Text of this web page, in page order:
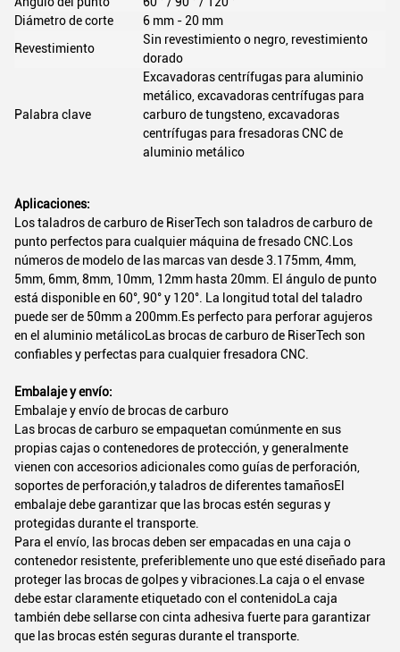
Diámetro de corte
6 mm - 20 mm
Revestimiento
Sin revestimiento o negro, revestimiento
dorado
Palabra clave
Excavadoras centrífugas para aluminio
metálico, excavadoras centrífugas para
carburo de tungsteno, excavadoras
centrífugas para fresadoras CNC de
aluminio metálico
Aplicaciones:
Los taladros de carburo de RiserTech son taladros de carburo de
punto perfectos para cualquier máquina de fresado CNC.Los
números de modelo de las marcas van desde 3.175mm, 4mm,
5mm, 6mm, 8mm, 10mm, 12mm hasta 20mm. El ángulo de punto
está disponible en 60°, 90° y 120°. La longitud total del taladro
puede ser de 50mm a 200mm.Es perfecto para perforar agujeros
en el aluminio metálicoLas brocas de carburo de RiserTech son
confiables y perfectas para cualquier fresadora CNC.
Embalaje y envío:
Embalaje y envío de brocas de carburo
Las brocas de carburo se empaquetan comúnmente en sus
propias cajas o contenedores de protección, y generalmente
vienen con accesorios adicionales como guías de perforación,
soportes de perforación,y taladros de diferentes tamañosEl
embalaje debe garantizar que las brocas estén seguras y
protegidas durante el transporte.
Para el envío, las brocas deben ser empacadas en una caja o
contenedor resistente, preferiblemente uno que esté diseñado para
proteger las brocas de golpes y vibraciones.La caja o el envase
debe estar claramente etiquetado con el contenidoLa caja
también debe sellarse con cinta adhesiva fuerte para garantizar
que las brocas estén seguras durante el transporte.